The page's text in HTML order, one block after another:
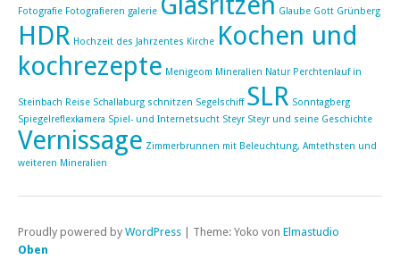
Fotografie Fotografieren galerie Glaube Gott Grünberg
HDR Hochzeit des Jahrzentes Kirche Kochen und
kochrezepte Menigeom Mineralien Natur Perchtenlauf in
Steinbach Reise Schallaburg schnitzen Segelschiff SLR Sonntagberg
Spiegelreflexkamera Spiel- und Internetsucht Steyr Steyr und seine Geschichte
Vernissage Zimmerbrunnen mit Beleuchtung, Amtethsten und
weiteren Mineralien
Proudly powered by WordPress Theme: Yoko von Elmastudio
Oben